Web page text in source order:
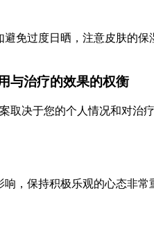
免过度日晒，注意皮肤的
与治疗的效果的权衡
取决于您的个人情况和对治
，保持积极乐观的心态非